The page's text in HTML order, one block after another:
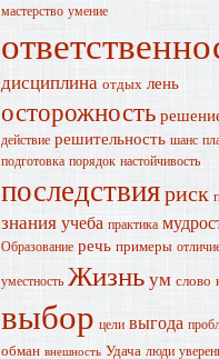
мастерство умение
дисциплина отдых лень
осторожность
действие решительность шанс
подготовка порядок настойчивость
последствияриск
знанияучеба практика
Образование речь примеры
уместность Жизньум слово
выбор цели выгода
обман внешность Удача люди